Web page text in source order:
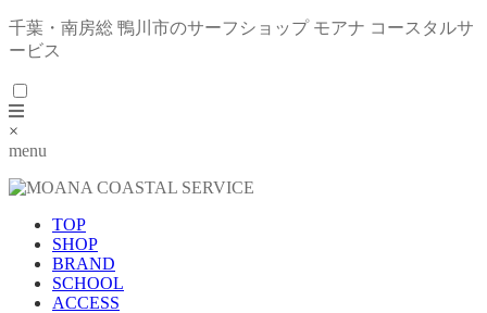
千葉・南房総 鴨川市のサーフショップ モアナ コースタルサ
ービス
×
menu
TOP
SHOP
BRAND
SCHOOL
ACCESS